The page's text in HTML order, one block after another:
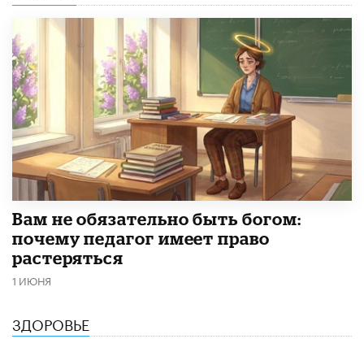
​Вам не обязательно быть богом:
почему педагог имеет право
растеряться
1 ИЮНЯ
ЗДОРОВЬЕ